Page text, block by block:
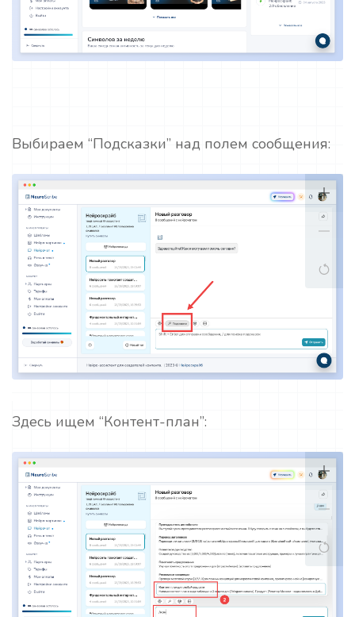
Выбираем “Подсказки” над полем сообщения:
Здесь ищем “Контент-план”: